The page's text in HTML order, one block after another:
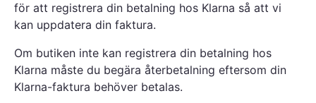
för att registrera din betalning hos Klarna så att vi
kan uppdatera din faktura.
Om butiken inte kan registrera din betalning hos
Klarna måste du begära återbetalning eftersom din
Klarna-faktura behöver betalas.